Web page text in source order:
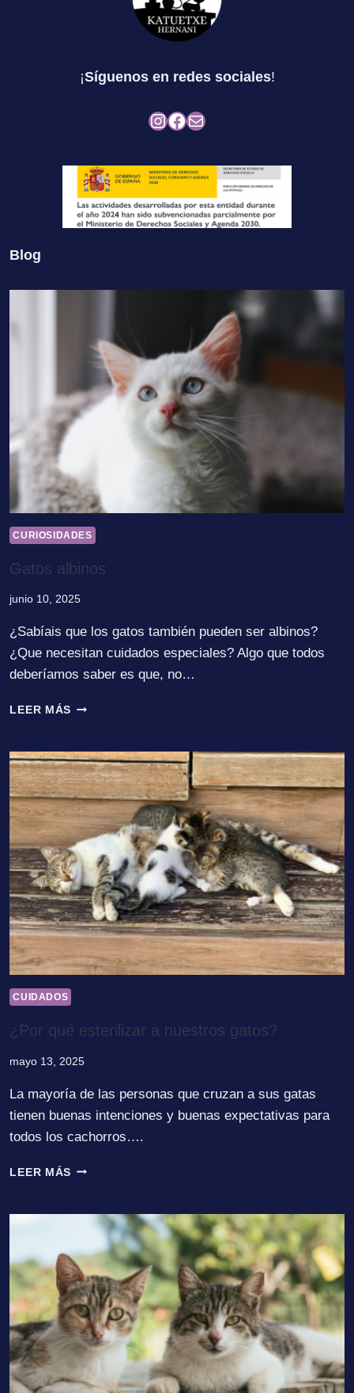
¡Síguenos en redes sociales!
Instagram
Facebook
Mail
Blog
CURIOSIDADES
Gatos albinos
junio 10, 2025
¿Sabíais que los gatos también pueden ser albinos?
¿Que necesitan cuidados especiales? Algo que todos
deberíamos saber es que, no…
LEER MÁSGATOS
CUIDADOS
¿Por qué esterilizar a nuestros gatos?
mayo 13, 2025
La mayoría de las personas que cruzan a sus gatas
tienen buenas intenciones y buenas expectativas para
todos los cachorros….
LEER MÁS¿POR
A
NUESTROS
GATOS?